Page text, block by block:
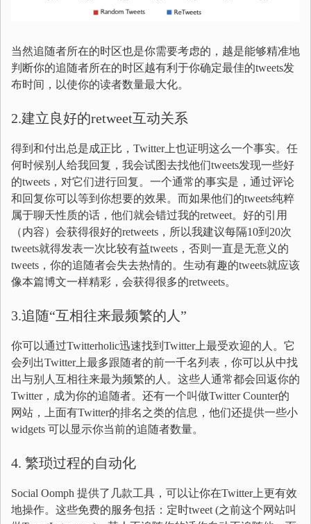
当然追随者所在的时区也是你需要考虑的，越是能够精准地
判断你的追随者所在的时区越有利于你确定最佳的tweets发
布时间，以使你的读者数量最大化。
2.建立良好的retweet互动关系
得到和付出总是成正比，Twitter上也证明这么一个事实。任
何时候别人给我回复，我会试图去找他们tweets发现一些好
的tweets，对它们进行回复。一个通常的事实是，通过评论
和回复你可以等到你想要的效果。而如果他们的tweets纯粹
属于聊天性质的话，他们就会错过我的retweet。好的引用
（内容）会获得很好的retweets，所以我建议每隔10到20次
tweets就得发表一次比较有益tweets，否则一直是无意义的
tweets，你的追随者会失去热情的。生动有趣的tweets就应该
像本篇博文一样精彩，会获得很多的retweets。
3.追随“互相往来最频繁的人”
你可以通过Twitterholic迅速找到Twitter上最受欢迎的人。它
会列出Twitter上最多跟随者的前一千名列表，你可以从中找
出与别人互相往来最为频繁的人。这些人通常都会回返你的
Twitter，成为你的追随者。还有一个叫做Twitter Counter的
网站，上面有Twitter的排名之类的信息，他们还提供一些小
widgets 可以显示你当前的追随者数量。
4. 繁琐过程的自动化
Social Oomph 提供了几款工具，可以让你在Twitter上更有效
地操作。这些免费的服务包括：定时tweet (之前这个网站叫